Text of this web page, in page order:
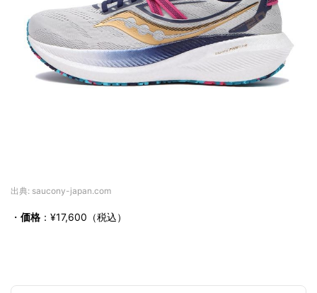
出典: saucony-japan.com
・ 価格 ：¥17,600（税込）